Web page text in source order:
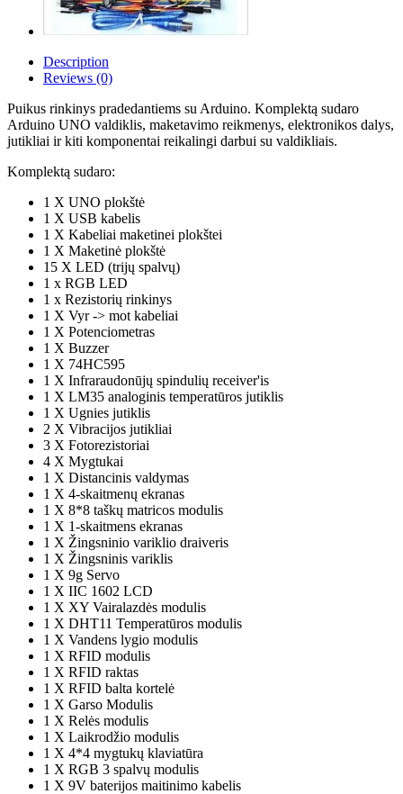
Description
Reviews (0)
Puikus rinkinys pradedantiems su Arduino. Komplektą sudaro
Arduino UNO valdiklis, maketavimo reikmenys, elektronikos dalys,
jutikliai ir kiti komponentai reikalingi darbui su valdikliais.
Komplektą sudaro:
1 X UNO plokštė
1 X USB kabelis
1 X Kabeliai maketinei plokštei
1 X Maketinė plokštė
15 X LED (trijų spalvų)
1 x RGB LED
1 x Rezistorių rinkinys
1 X Vyr -> mot kabeliai
1 X Potenciometras
1 X Buzzer
1 X 74HC595
1 X Infraraudonūjų spindulių receiver'is
1 X LM35 analoginis temperatūros jutiklis
1 X Ugnies jutiklis
2 X Vibracijos jutikliai
3 X Fotorezistoriai
4 X Mygtukai
1 X Distancinis valdymas
1 X 4-skaitmenų ekranas
1 X 8*8 taškų matricos modulis
1 X 1-skaitmens ekranas
1 X Žingsninio variklio draiveris
1 X Žingsninis variklis
1 X 9g Servo
1 X IIC 1602 LCD
1 X XY Vairalazdės modulis
1 X DHT11 Temperatūros modulis
1 X Vandens lygio modulis
1 X RFID modulis
1 X RFID raktas
1 X RFID balta kortelė
1 X Garso Modulis
1 X Relės modulis
1 X Laikrodžio modulis
1 X 4*4 mygtukų klaviatūra
1 X RGB 3 spalvų modulis
1 X 9V baterijos maitinimo kabelis